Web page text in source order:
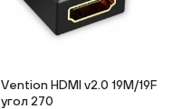
Vention HDMI v2.0 19M/19F
угол 270